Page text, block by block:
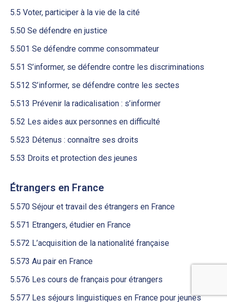
5.5 Voter, participer à la vie de la cité
5.50 Se défendre en justice
5.501 Se défendre comme consommateur
5.51 S’informer, se défendre contre les discriminations
5.512 S’informer, se défendre contre les sectes
5.513 Prévenir la radicalisation : s’informer
5.52 Les aides aux personnes en difficulté
5.523 Détenus : connaître ses droits
5.53 Droits et protection des jeunes
Étrangers en France
5.570 Séjour et travail des étrangers en France
5.571 Etrangers, étudier en France
5.572 L’acquisition de la nationalité française
5.573 Au pair en France
5.576 Les cours de français pour étrangers
5.577 Les séjours linguistiques en France pour jeunes